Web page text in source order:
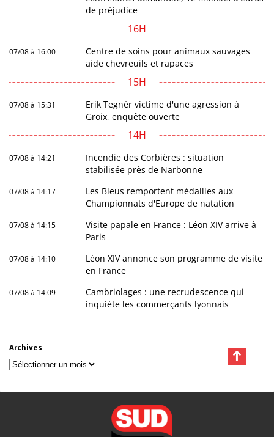
de préjudice
16H
07/08 à 16:00
Centre de soins pour animaux sauvages
aide chevreuils et rapaces
15H
07/08 à 15:31
Erik Tegnér victime d'une agression à
Groix, enquête ouverte
14H
07/08 à 14:21
Incendie des Corbières : situation
stabilisée près de Narbonne
07/08 à 14:17
Les Bleus remportent médailles aux
Championnats d'Europe de natation
07/08 à 14:15
Visite papale en France : Léon XIV arrive à
Paris
07/08 à 14:10
Léon XIV annonce son programme de visite
en France
07/08 à 14:09
Cambriolages : une recrudescence qui
inquiète les commerçants lyonnais
Archives
Archives